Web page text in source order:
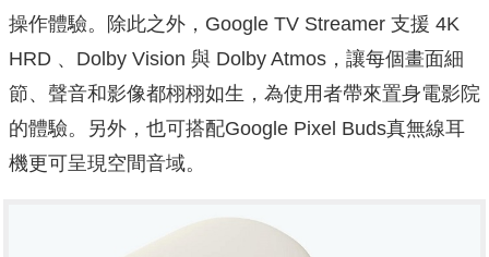
操作體驗。除此之外，Google TV Streamer 支援 4K
HRD 、Dolby Vision 與 Dolby Atmos，讓每個畫面細
節、聲音和影像都栩栩如生，為使用者帶來置身電影院
的體驗。另外，也可搭配Google Pixel Buds真無線耳
機更可呈現空間音域。